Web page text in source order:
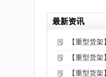
最新资讯
【重型货
【重型货
【重型货